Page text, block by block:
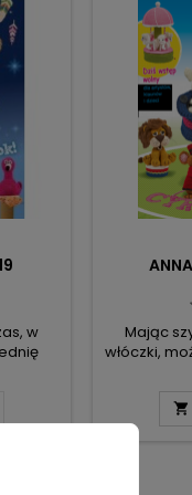
w
Mając
włóczki,
rodzaju
(oczka